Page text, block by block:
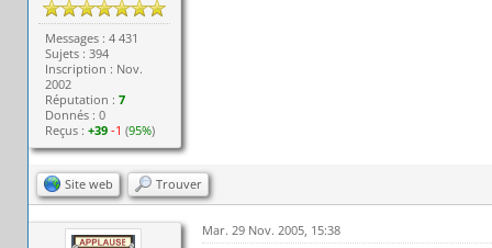
Messages : 4 431
Sujets : 394
Inscription : Nov.
2002
Réputation :7
Donnés : 0
Reçus :+39 -1 (95%)
Site web Trouver
Mar. 29 Nov. 2005, 15:38